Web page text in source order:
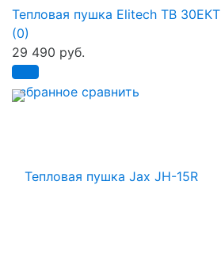
избранное сравнить
Тепловая пушка Elitech ТВ 30ЕКТ
(0)
29 490 руб.